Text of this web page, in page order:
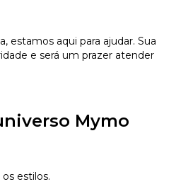
estamos aqui para ajudar. Sua
e será um prazer atender
Mymo
estilos.